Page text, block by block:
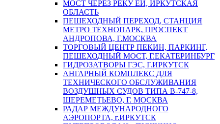
МОСТ ЧЕРЕЗ РЕКУ ЕЙ, ИРКУТСКАЯ
ОБЛАСТЬ
ПЕШЕХОДНЫЙ ПЕРЕХОД, СТАНЦИЯ
МЕТРО ТЕХНОПАРК, ПРОСПЕКТ
АНДРОПОВА, Г.МОСКВА
ТОРГОВЫЙ ЦЕНТР ПЕКИН, ПАРКИНГ,
ПЕШЕХОДНЫЙ МОСТ, Г.ЕКАТЕРИНБУРГ
ГИДРОЗАТВОРЫ ГЭС, Г.ИРКУТСК
АНГАРНЫЙ КОМПЛЕКС ДЛЯ
ТЕХНИЧЕСКОГО ОБСЛУЖИВАНИЯ
ВОЗДУШНЫХ СУДОВ ТИПА В-747-8,
ШЕРЕМЕТЬЕВО, Г. МОСКВА
РАДАР МЕЖДУНАРОДНОГО
АЭРОПОРТА, г.ИРКУТСК